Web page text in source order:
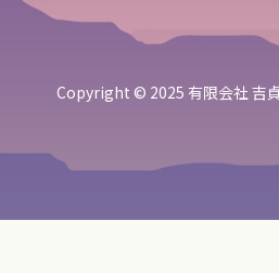
Copyright © 2025 有限会社 吉